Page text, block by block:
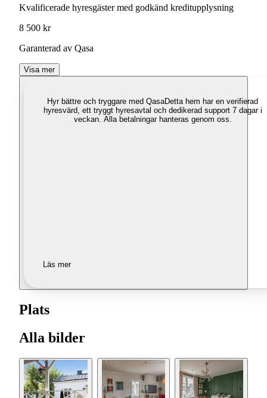
Kvalificerade hyresgäster med godkänd kreditupplysning
8 500 kr
Garanterad av Qasa
Visa mer
Hyr bättre och tryggare med QasaDetta hem har en verifierad
hyresvärd, ett tryggt hyresavtal och dedikerad support 7 dagar i
veckan. Alla betalningar hanteras genom oss.
Läs mer
Plats
Alla bilder